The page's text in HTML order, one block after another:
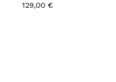
129,00 €